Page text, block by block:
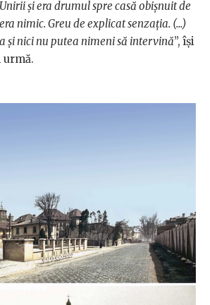
și era drumul spre casă obișnuit de
nimic. Greu de explicat senzația. (...)
și nici nu putea nimeni să intervină”, își